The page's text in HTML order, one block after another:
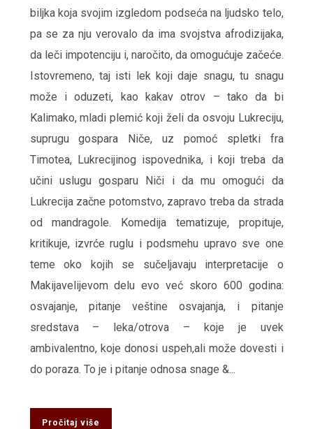
biljka koja svojim izgledom podseća na ljudsko telo,
pa se za nju verovalo da ima svojstva afrodizijaka,
da leči impotenciju i, naročito, da omogućuje začeće.
Istovremeno, taj isti lek koji daje snagu, tu snagu
može i oduzeti, kao kakav otrov – tako da bi
Kalimako, mladi plemić koji želi da osvoju Lukreciju,
suprugu gospara Niče, uz pomoć spletki fra
Timotea, Lukrecijinog ispovednika, i koji treba da
učini uslugu gosparu Niči i da mu omogući da
Lukrecija začne potomstvo, zapravo treba da strada
od mandragole. Komedija tematizuje, propituje,
kritikuje, izvrće ruglu i podsmehu upravo sve one
teme oko kojih se sučeljavaju interpretacije o
Makijavelijevom delu evo već skoro 600 godina:
osvajanje, pitanje veštine osvajanja, i pitanje
sredstava – leka/otrova – koje je uvek
ambivalentno, koje donosi uspeh,ali može dovesti i
do poraza. To je i pitanje odnosa snage &...
Pročitaj više